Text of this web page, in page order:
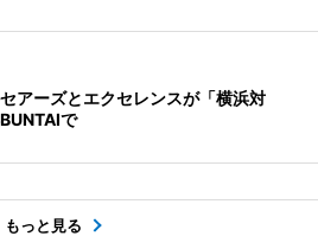
アーズとエクセレンスが「横浜対
で
もっと見る